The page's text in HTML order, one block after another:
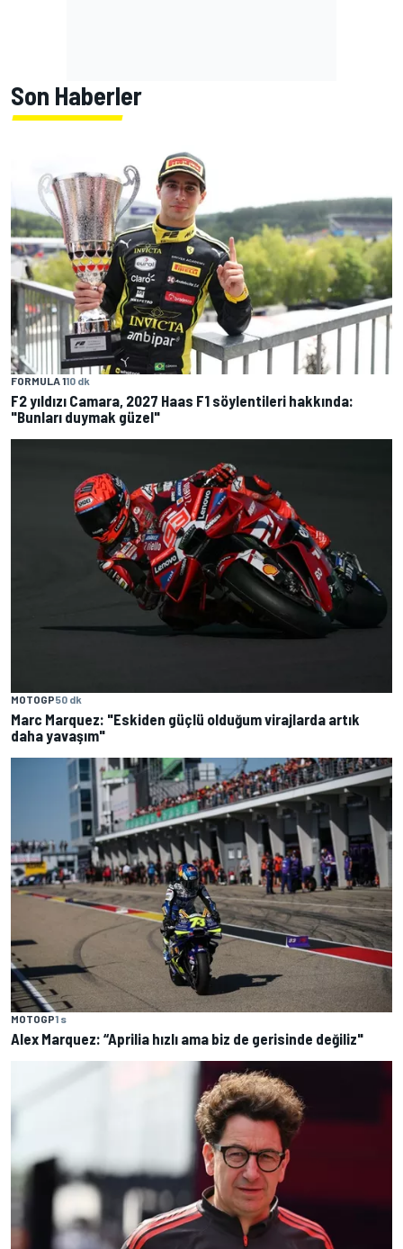
Son Haberler
FORMULA 110 dk
F2 yıldızı Camara, 2027 Haas F1 söylentileri hakkında:
"Bunları duymak güzel"
MOTOGP50 dk
Marc Marquez: "Eskiden güçlü olduğum virajlarda artık
daha yavaşım"
MOTOGP1 s
Alex Marquez: “Aprilia hızlı ama biz de gerisinde değiliz"